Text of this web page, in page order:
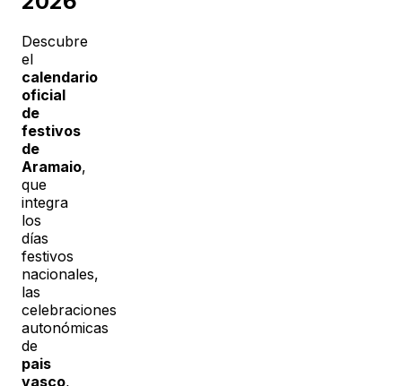
Descubre
el
calendario
oficial
de
festivos
de
Aramaio,
que
integra
los
días
festivos
nacionales,
las
celebraciones
autonómicas
de
pais
vasco,